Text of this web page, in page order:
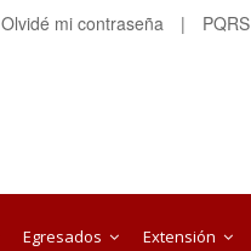
Olvidé mi contraseña | PQRS
Egresados Extensión